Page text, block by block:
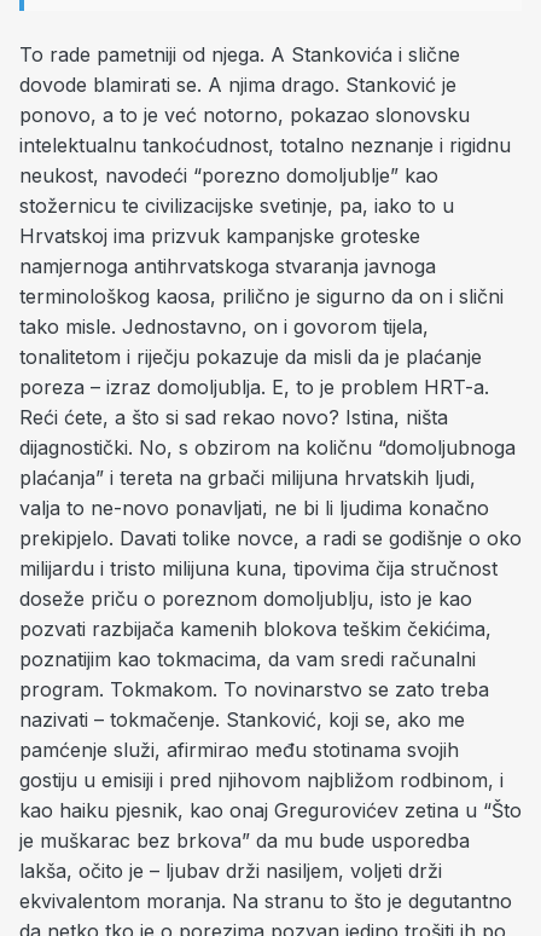
To rade pametniji od njega. A Stankovića i slične
dovode blamirati se. A njima drago. Stanković je
ponovo, a to je već notorno, pokazao slonovsku
intelektualnu tankoćudnost, totalno neznanje i rigidnu
neukost, navodeći “porezno domoljublje” kao
stožernicu te civilizacijske svetinje, pa, iako to u
Hrvatskoj ima prizvuk kampanjske groteske
namjernoga antihrvatskoga stvaranja javnoga
terminološkog kaosa, prilično je sigurno da on i slični
tako misle. Jednostavno, on i govorom tijela,
tonalitetom i riječju pokazuje da misli da je plaćanje
poreza – izraz domoljublja. E, to je problem HRT-a.
Reći ćete, a što si sad rekao novo? Istina, ništa
dijagnostički. No, s obzirom na količnu “domoljubnoga
plaćanja” i tereta na grbači milijuna hrvatskih ljudi,
valja to ne-novo ponavljati, ne bi li ljudima konačno
prekipjelo. Davati tolike novce, a radi se godišnje o oko
milijardu i tristo milijuna kuna, tipovima čija stručnost
doseže priču o poreznom domoljublju, isto je kao
pozvati razbijača kamenih blokova teškim čekićima,
poznatijim kao tokmacima, da vam sredi računalni
program. Tokmakom. To novinarstvo se zato treba
nazivati – tokmačenje. Stanković, koji se, ako me
pamćenje služi, afirmirao među stotinama svojih
gostiju u emisiji i pred njihovom najbližom rodbinom, i
kao haiku pjesnik, kao onaj Gregurovićev zetina u “Što
je muškarac bez brkova” da mu bude usporedba
lakša, očito je – ljubav drži nasiljem, voljeti drži
ekvivalentom moranja. Na stranu to što je degutantno
da netko tko je o porezima pozvan jedino trošiti ih po